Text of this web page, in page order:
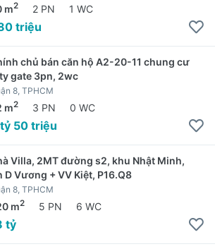
m2 2 PN 1 WC
triệu
chủ bán căn hộ A2-20-11 chung cư
gate 3pn, 2wc
8, TPHCM
m2 3 PN 0 WC
50 triệu
Villa, 2MT đường s2, khu Nhật Minh,
D Vương + VV Kiệt, P16.Q8
8, TPHCM
m2 5 PN 6 WC
tỷ